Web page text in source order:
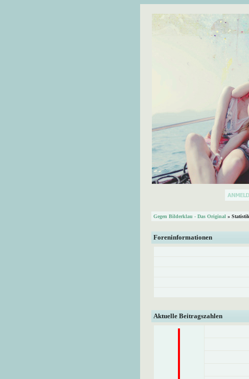
Gegen Bilderklau - Das Original » Statistik
Foreninformationen
Aktuelle Beitragszahlen